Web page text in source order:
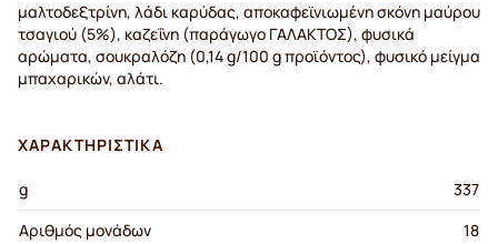
μαλτοδεξτρίνη, λάδι καρύδας, αποκαφεϊνιωμένη σκόνη μαύρου
τσαγιού (5%), καζεΐνη (παράγωγο ΓΑΛΑΚΤΟΣ), φυσικά
αρώματα, σουκραλόζη (0,14 g/100 g προϊόντος), φυσικό μείγμα
μπαχαρικών, αλάτι.
ΧΑΡΑΚΤΗΡΙΣΤΙΚΆ
g
337
Αριθμός μονάδων
18